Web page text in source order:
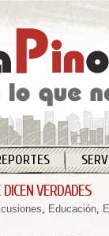
VERDADES
, Educación,